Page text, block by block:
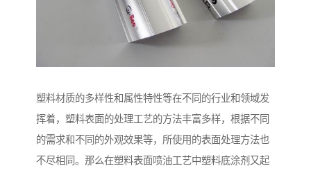
塑料材质的多样性和属性特性等在不同的行业和领域发
挥着，塑料表面的处理工艺的方法丰富多样，根据不同
的需求和不同的外观效果等，所使用的表面处理方法也
不尽相同。那么在塑料表面喷油工艺中塑料底涂剂又起